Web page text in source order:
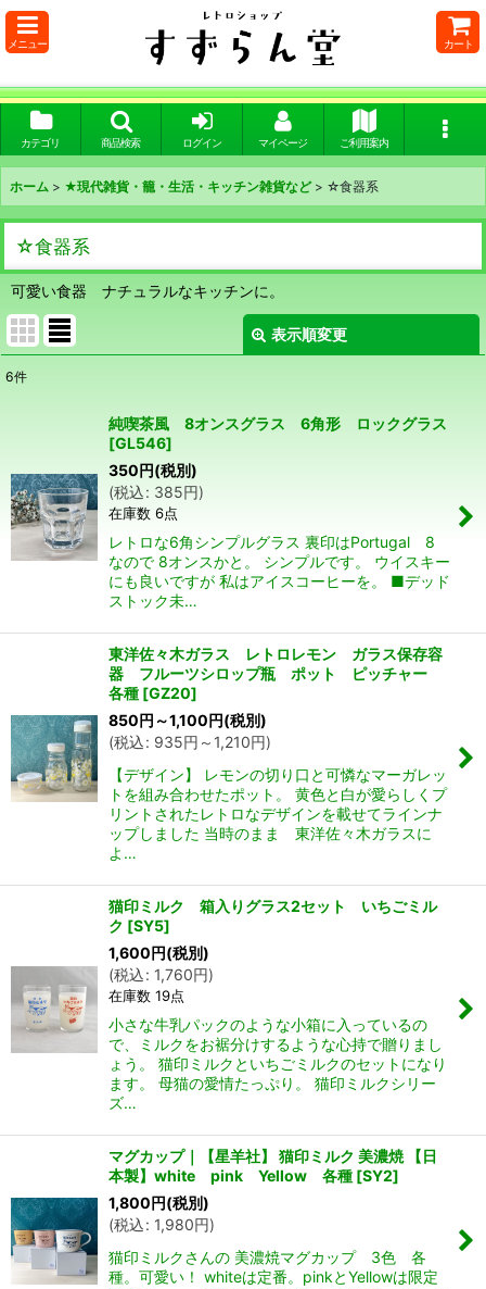
メニュー カート
カテゴリ 商品検索 ログイン マイページ ご利用案内
ホーム > ★現代雑貨・籠・生活・キッチン雑貨など > ☆食器系
☆食器系
可愛い食器 ナチュラルなキッチンに。
表示順変更
並び順:
絞り込む
6件
純喫茶風 8オンスグラス 6角形 ロックグラス
[GL546]
350円(税別)
(税込: 385円)
在庫数 6点
レトロな6角シンプルグラス 裏印はPortugal 8
なので 8オンスかと。 シンプルです。 ウイスキー
にも良いですが 私はアイスコーヒーを。 ■デッド
ストック未…
東洋佐々木ガラス レトロレモン ガラス保存容
器 フルーツシロップ瓶 ポット ピッチャー
各種 [GZ20]
850円 ～1,100円(税別)
(税込: 935円 ～1,210円)
【デザイン】 レモンの切り口と可憐なマーガレッ
トを組み合わせたポット。 黄色と白が愛らしくプ
リントされたレトロなデザインを載せてラインナ
ップしました 当時のまま 東洋佐々木ガラスに
よ…
猫印ミルク 箱入りグラス2セット いちごミル
ク [SY5]
1,600円(税別)
(税込: 1,760円)
在庫数 19点
小さな牛乳パックのような小箱に入っているの
で、ミルクをお裾分けするような心持で贈りまし
ょう。 猫印ミルクといちごミルクのセットになり
ます。 母猫の愛情たっぷり。 猫印ミルクシリー
ズ…
マグカップ｜【星羊社】 猫印ミルク 美濃焼 【日
本製】white pink Yellow 各種 [SY2]
1,800円(税別)
(税込: 1,980円)
猫印ミルクさんの 美濃焼マグカップ 3色 各
種。可愛い！ whiteは定番。pinkとYellowは限定